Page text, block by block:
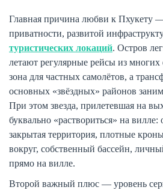
Главная причина любви к Пхукету
приватности, развитой
туристических локаций. Остров
летают регулярные рейсы из многих
зона для частных самолётов, а
основных «звёздных» районов
При этом звезда, прилетевшая на
буквально «раствориться» на вилле:
закрытая территория, плотные
вокруг, собственный бассейн,
прямо на вилле.
Второй важный плюс — уровень